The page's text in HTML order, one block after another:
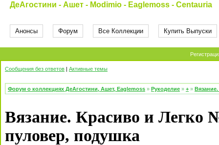
ДеАгостини - Ашет - Modimio - Eaglemoss - Centauria
Анонсы Форум Все Коллекции Купить Выпуски
Сообщения без ответов | Активные темы
Форум о коллекциях ДеАгостини, Ашет, Eaglemoss » Рукоделие » + »
Вязание. Красиво и
пуловер, подушка